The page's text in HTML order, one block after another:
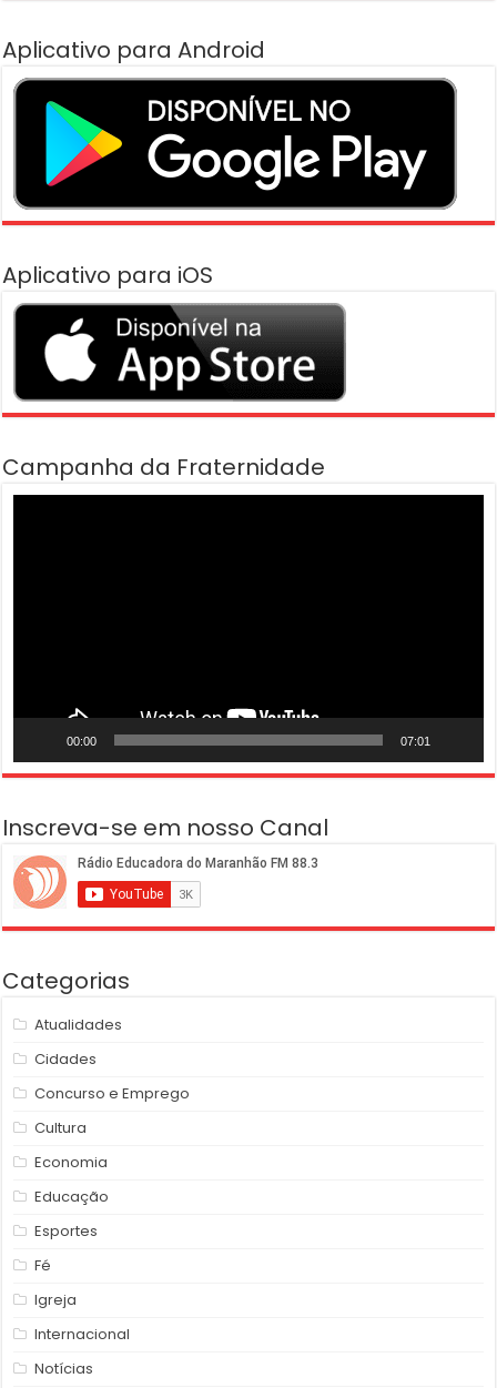
Aplicativo para Android
Aplicativo para iOS
Campanha da Fraternidade
00:00 07:01
Inscreva-se em nosso Canal
Categorias
Atualidades
Cidades
Concurso e Emprego
Cultura
Economia
Educação
Esportes
Fé
Igreja
Internacional
Notícias